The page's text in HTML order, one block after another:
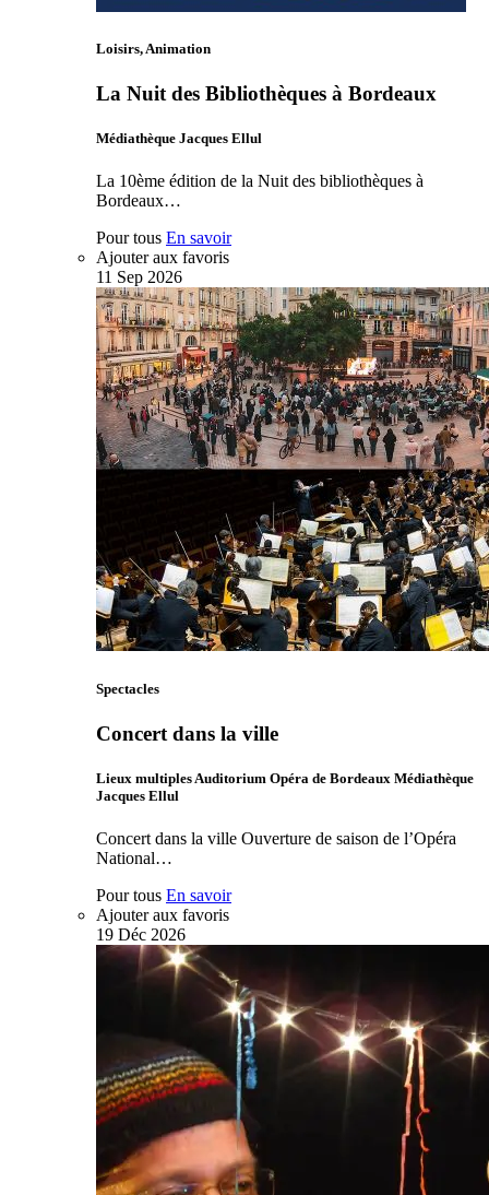
Loisirs, Animation
La Nuit des Bibliothèques à Bordeaux
Médiathèque Jacques Ellul
La 10ème édition de la Nuit des bibliothèques à
Bordeaux…
Pour tous En savoir
Ajouter aux favoris
11 Sep 2026
Spectacles
Concert dans la ville
Lieux multiples Auditorium Opéra de Bordeaux Médiathèque
Jacques Ellul
Concert dans la ville Ouverture de saison de l’Opéra
National…
Pour tous En savoir
Ajouter aux favoris
19 Déc 2026